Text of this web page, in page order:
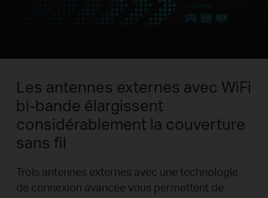
Les antennes externes avec WiFi
bi-bande élargissent
considérablement la couverture
sans fil
Trois antennes externes avec une technologie
de connexion avancée vous permettent de